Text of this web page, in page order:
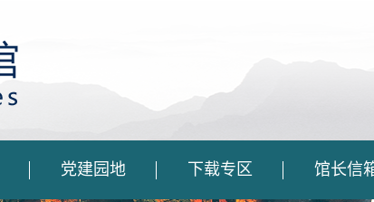
党建园地 下载专区 馆长信